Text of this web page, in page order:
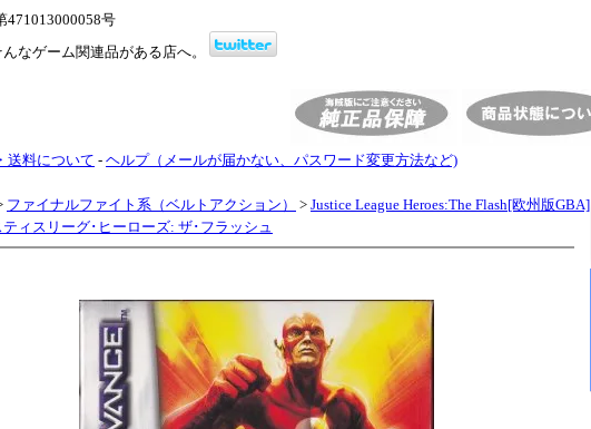
号
ゲーム関連品がある店へ。
送料について - ヘルプ（メールが届かない、パスワード変更方法など)
ファイナルファイト系（ベルトアクション） > Justice League Heroes:The Flash[欧州版GBA]
ィスリーグ･ヒーローズ: ザ･フラッシュ